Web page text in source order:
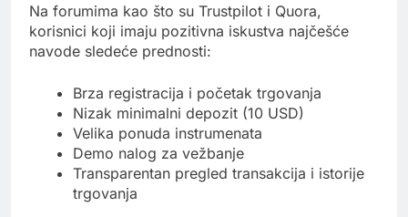
Na forumima kao što su Trustpilot i Quora,
korisnici koji imaju pozitivna iskustva najčešće
navode sledeće prednosti:
Brza registracija i početak trgovanja
Nizak minimalni depozit (10 USD)
Velika ponuda instrumenata
Demo nalog za vežbanje
Transparentan pregled transakcija i istorije
trgovanja